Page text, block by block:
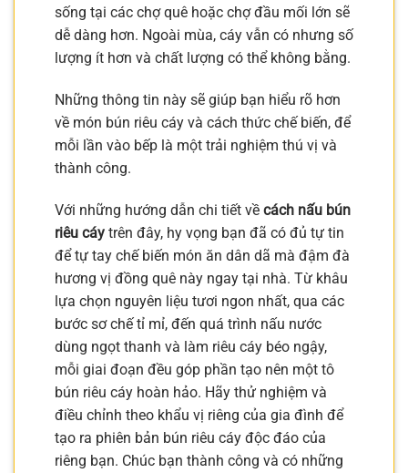
sống tại các chợ quê hoặc chợ đầu mối lớn sẽ
dễ dàng hơn. Ngoài mùa, cáy vẫn có nhưng số
lượng ít hơn và chất lượng có thể không bằng.
Những thông tin này sẽ giúp bạn hiểu rõ hơn
về món bún riêu cáy và cách thức chế biến, để
mỗi lần vào bếp là một trải nghiệm thú vị và
thành công.
Với những hướng dẫn chi tiết về cách nấu bún
riêu cáy trên đây, hy vọng bạn đã có đủ tự tin
để tự tay chế biến món ăn dân dã mà đậm đà
hương vị đồng quê này ngay tại nhà. Từ khâu
lựa chọn nguyên liệu tươi ngon nhất, qua các
bước sơ chế tỉ mỉ, đến quá trình nấu nước
dùng ngọt thanh và làm riêu cáy béo ngậy,
mỗi giai đoạn đều góp phần tạo nên một tô
bún riêu cáy hoàn hảo. Hãy thử nghiệm và
điều chỉnh theo khẩu vị riêng của gia đình để
tạo ra phiên bản bún riêu cáy độc đáo của
riêng bạn. Chúc bạn thành công và có những